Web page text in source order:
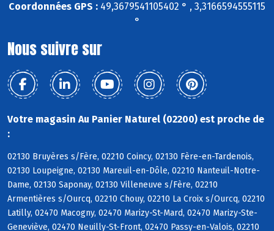
Coordonnées GPS : 49,3679541105402 ° , 3,3166594555115
°
Nous suivre sur
Votre magasin Au Panier Naturel (02200) est proche de
:
02130 Bruyères s/Fère, 02210 Coincy, 02130 Fère-en-Tardenois,
02130 Loupeigne, 02130 Mareuil-en-Dôle, 02210 Nanteuil-Notre-
Dame, 02130 Saponay, 02130 Villeneuve s/Fère, 02210
Armentières s/Ourcq, 02210 Chouy, 02210 La Croix s/Ourcq, 02210
Latilly, 02470 Macogny, 02470 Marizy-St-Mard, 02470 Marizy-Ste-
Geneviève, 02470 Neuilly-St-Front, 02470 Passy-en-Valois, 02210